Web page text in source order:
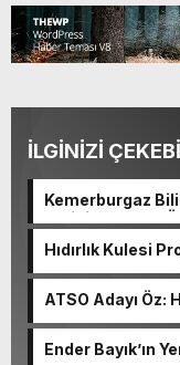
İLGİNİZİ
Kemerburgaz
Tarihi Başarı: 6
Hıdırlık Kulesi
ATSO Adayı Öz:
Ender Bayık’ın